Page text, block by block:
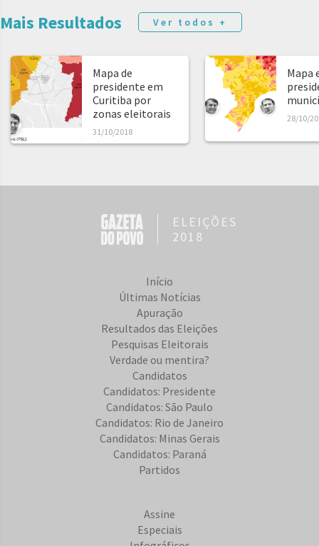
Mais Resultados Ver todos +
Mapa de
presidente em
Curitiba por
zonas eleitorais
31/10/2018
Mapa
28/10/
ELEIÇÕES
2018
Início
Últimas Notícias
Apuração
Resultados das Eleições
Pesquisas Eleitorais
Verdade ou mentira?
Candidatos
Candidatos: Presidente
Candidatos: São Paulo
Candidatos: Rio de Janeiro
Candidatos: Minas Gerais
Candidatos: Paraná
Partidos
Assine
Especiais